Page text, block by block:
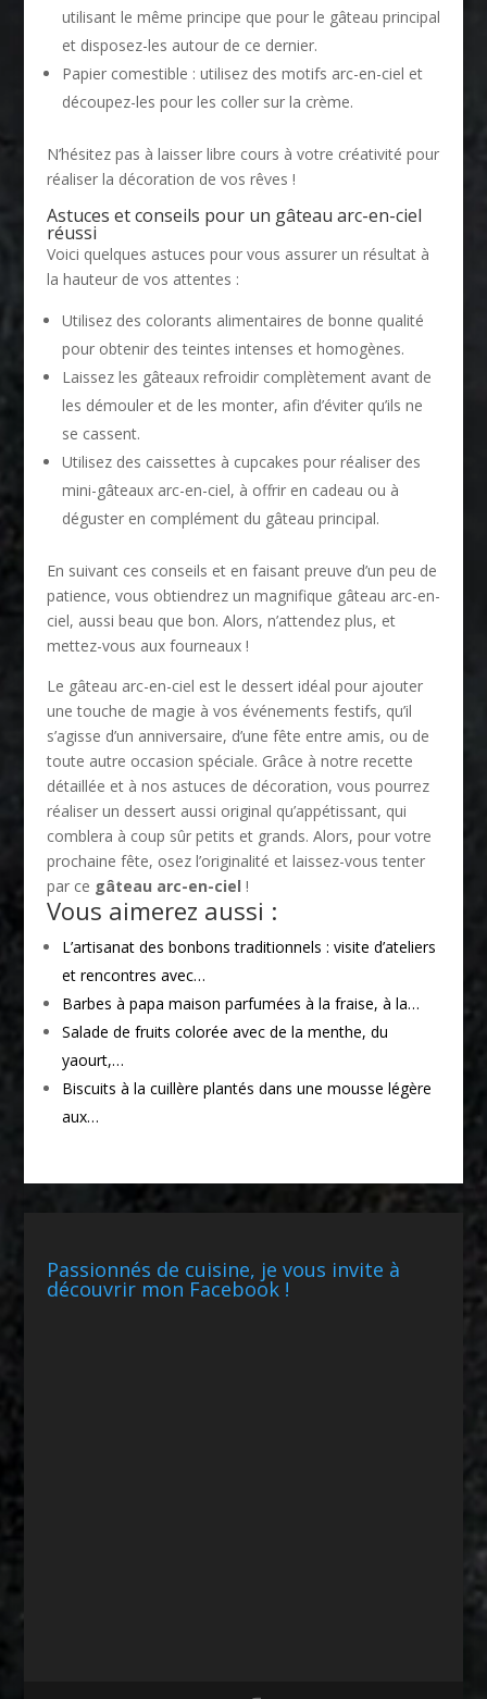
utilisant le même principe que pour le gâteau principal
et disposez-les autour de ce dernier.
Papier comestible : utilisez des motifs arc-en-ciel et
découpez-les pour les coller sur la crème.
N’hésitez pas à laisser libre cours à votre créativité pour
réaliser la décoration de vos rêves !
Astuces et conseils pour un gâteau arc-en-ciel
réussi
Voici quelques astuces pour vous assurer un résultat à
la hauteur de vos attentes :
Utilisez des colorants alimentaires de bonne qualité
pour obtenir des teintes intenses et homogènes.
Laissez les gâteaux refroidir complètement avant de
les démouler et de les monter, afin d’éviter qu’ils ne
se cassent.
Utilisez des caissettes à cupcakes pour réaliser des
mini-gâteaux arc-en-ciel, à offrir en cadeau ou à
déguster en complément du gâteau principal.
En suivant ces conseils et en faisant preuve d’un peu de
patience, vous obtiendrez un magnifique gâteau arc-en-
ciel, aussi beau que bon. Alors, n’attendez plus, et
mettez-vous aux fourneaux !
Le gâteau arc-en-ciel est le dessert idéal pour ajouter
une touche de magie à vos événements festifs, qu’il
s’agisse d’un anniversaire, d’une fête entre amis, ou de
toute autre occasion spéciale. Grâce à notre recette
détaillée et à nos astuces de décoration, vous pourrez
réaliser un dessert aussi original qu’appétissant, qui
comblera à coup sûr petits et grands. Alors, pour votre
prochaine fête, osez l’originalité et laissez-vous tenter
par ce gâteau arc-en-ciel !
Vous aimerez aussi :
L’artisanat des bonbons traditionnels : visite d’ateliers
et rencontres avec…
Barbes à papa maison parfumées à la fraise, à la…
Salade de fruits colorée avec de la menthe, du
yaourt,…
Biscuits à la cuillère plantés dans une mousse légère
aux…
Passionnés de cuisine, je vous invite à
découvrir mon Facebook !